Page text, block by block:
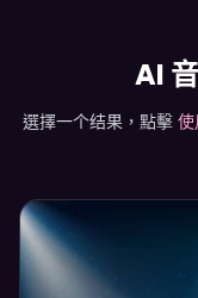
AI
選擇一个结果，點擊